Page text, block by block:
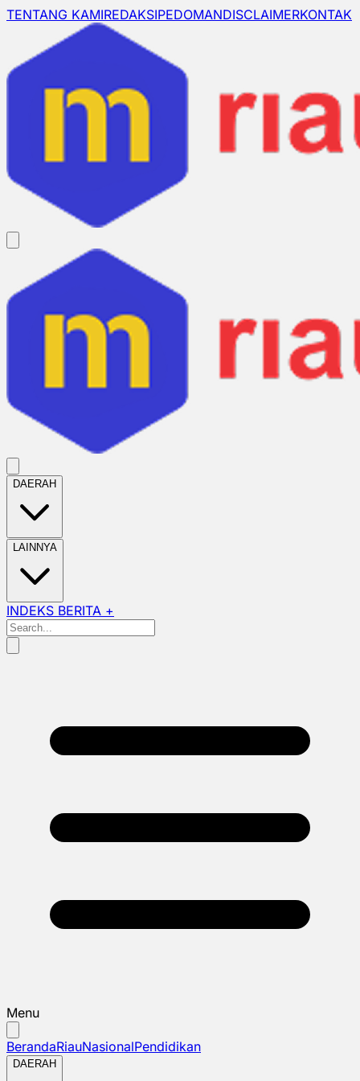
TENTANG KAMIREDAKSIPEDOMANDISCLAIMERKONTAK
DAERAH
LAINNYA
INDEKS BERITA +
Menu
BerandaRiauNasionalPendidikan
DAERAH